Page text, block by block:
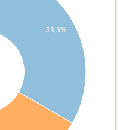
33,3%